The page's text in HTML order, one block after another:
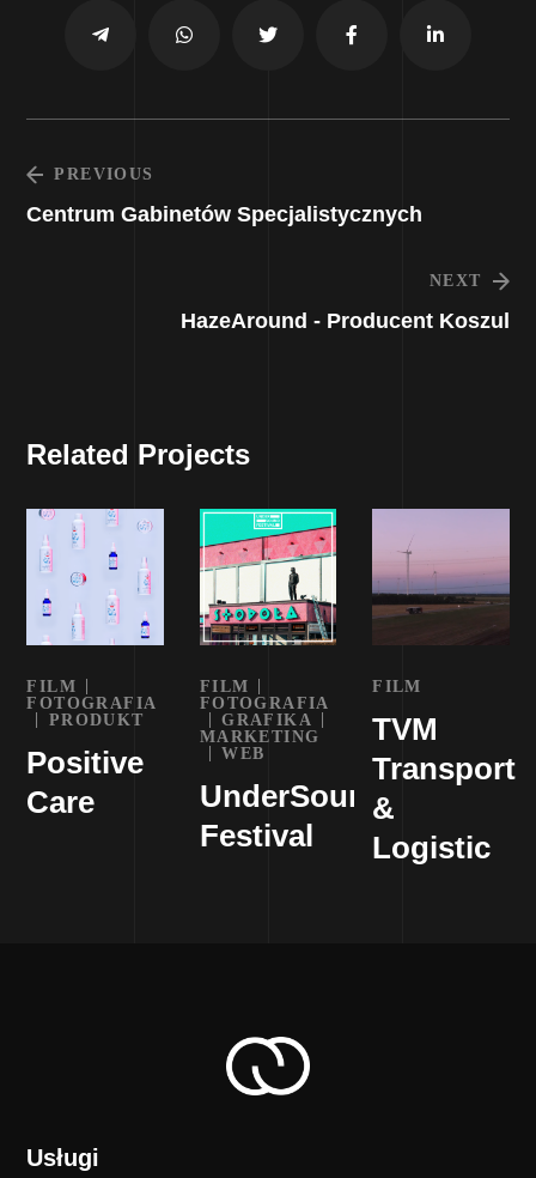
PREVIOUS
Centrum Gabinetów Specjalistycznych
NEXT
HazeAround - Producent Koszul
Related Projects
FILM
FOTOGRAFIA
PRODUKT
Positive
Care
FILM
FOTOGRAFIA
GRAFIKA
MARKETING
WEB
UnderSound
Festival
FILM
TVM
Transport
&
Logistic
Usługi